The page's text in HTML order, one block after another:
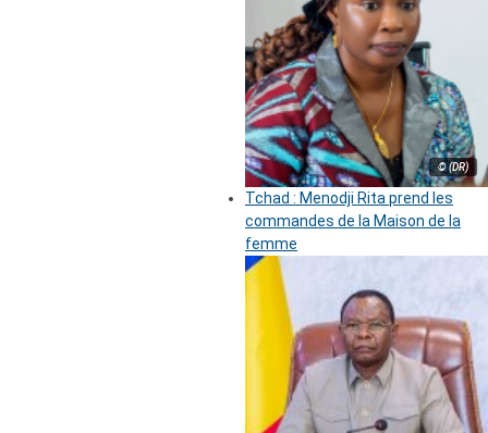
© (DR)
Tchad : Menodji Rita prend les
commandes de la Maison de la
femme